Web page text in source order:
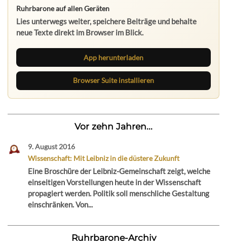
Ruhrbarone auf allen Geräten
Lies unterwegs weiter, speichere Beiträge und behalte
neue Texte direkt im Browser im Blick.
App herunterladen
Browser Suite installieren
Vor zehn Jahren...
9. August 2016
Wissenschaft: Mit Leibniz in die düstere Zukunft
Eine Broschüre der Leibniz-Gemeinschaft zeigt, welche
einseitigen Vorstellungen heute in der Wissenschaft
propagiert werden. Politik soll menschliche Gestaltung
einschränken. Von...
Ruhrbarone-Archiv